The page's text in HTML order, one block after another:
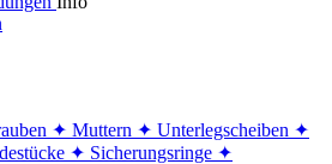
✦ Muttern ✦ Unterlegscheiben ✦
✦ Sicherungsringe ✦